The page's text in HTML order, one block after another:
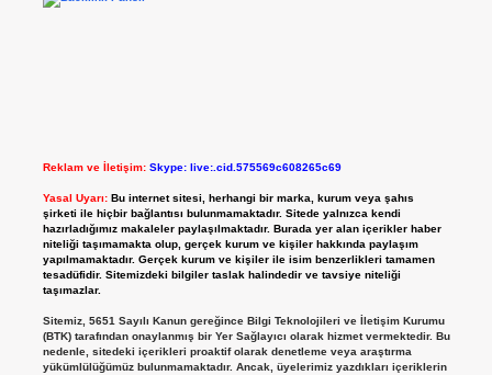
Reklam ve İletişim: Skype: live:.cid.575569c608265c69
Yasal Uyarı: Bu internet sitesi, herhangi bir marka, kurum veya şahıs
şirketi ile hiçbir bağlantısı bulunmamaktadır. Sitede yalnızca kendi
hazırladığımız makaleler paylaşılmaktadır. Burada yer alan içerikler haber
niteliği taşımamakta olup, gerçek kurum ve kişiler hakkında paylaşım
yapılmamaktadır. Gerçek kurum ve kişiler ile isim benzerlikleri tamamen
tesadüfidir. Sitemizdeki bilgiler taslak halindedir ve tavsiye niteliği
taşımazlar.
Sitemiz, 5651 Sayılı Kanun gereğince Bilgi Teknolojileri ve İletişim Kurumu
(BTK) tarafından onaylanmış bir Yer Sağlayıcı olarak hizmet vermektedir. Bu
nedenle, sitedeki içerikleri proaktif olarak denetleme veya araştırma
yükümlülüğümüz bulunmamaktadır. Ancak, üyelerimiz yazdıkları içeriklerin